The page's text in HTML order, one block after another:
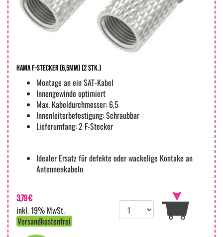
Hama F-Stecker (6,5mm) (2 Stk.)
Montage an ein SAT-Kabel
Innengewinde optimiert
Max. Kabeldurchmesser: 6,5
Innenleiterbefestigung: Schraubbar
Lieferumfang: 2 F-Stecker
Idealer Ersatz für defekte oder wackelige Kontake an
Antennenkabeln
3,79 €
inkl. 19% MwSt.
Versandkostenfrei